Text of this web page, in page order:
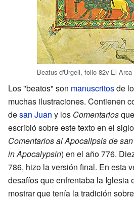
Beatus d'Urgell, folio 82v El Arca
Los "beatos" son manuscritosde
muchas ilustraciones. Contienen
desan Juan y los Comentarios
escribió sobre este texto en el
Comentarios al Apocalipsis de
in Apocalypsin) en el año 776.
786, hizo la versión final. En esta
desafíos que enfrentaba la Iglesia
mostrar que tenía la tradición